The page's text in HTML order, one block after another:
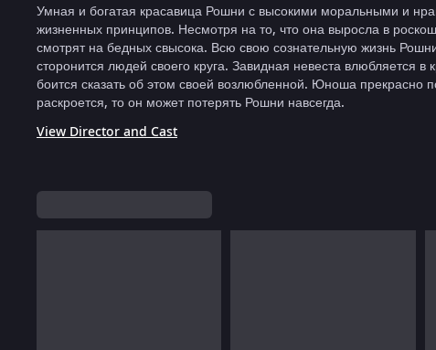
Умная и богатая красавица Рошни с высокими моральными и
жизненных принципов. Несмотря на то, что она выросла в
смотрят на бедных свысока. Всю свою сознательную жизнь
сторонится людей своего круга. Завидная невеста влюбляется в
боится сказать об этом своей возлюбленной. Юноша прекрасно
раскроется, то он может потерять Рошни навсегда.
View Director and Cast